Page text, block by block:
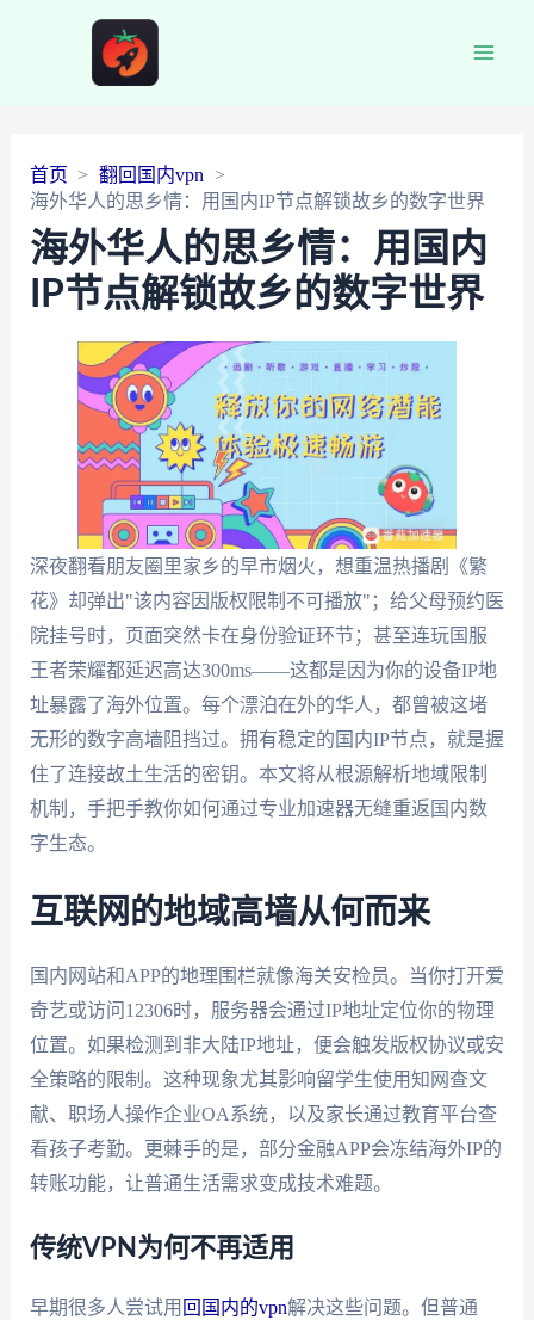
首页
翻回国内vpn
海外华人的思乡情：用国内IP节点解锁故乡的数字世界
海外华人的思乡情：用国内
IP节点解锁故乡的数字世界
深夜翻看朋友圈里家乡的早市烟火，想重温热播剧《繁
花》却弹出"该内容因版权限制不可播放"；给父母预约医
院挂号时，页面突然卡在身份验证环节；甚至连玩国服
王者荣耀都延迟高达300ms——这都是因为你的设备IP地
址暴露了海外位置。每个漂泊在外的华人，都曾被这堵
无形的数字高墙阻挡过。拥有稳定的国内IP节点，就是握
住了连接故土生活的密钥。本文将从根源解析地域限制
机制，手把手教你如何通过专业加速器无缝重返国内数
字生态。
互联网的地域高墙从何而来
国内网站和APP的地理围栏就像海关安检员。当你打开爱
奇艺或访问12306时，服务器会通过IP地址定位你的物理
位置。如果检测到非大陆IP地址，便会触发版权协议或安
全策略的限制。这种现象尤其影响留学生使用知网查文
献、职场人操作企业OA系统，以及家长通过教育平台查
看孩子考勤。更棘手的是，部分金融APP会冻结海外IP的
转账功能，让普通生活需求变成技术难题。
传统VPN为何不再适用
早期很多人尝试用 回国内的vpn解决这些问题。但普通